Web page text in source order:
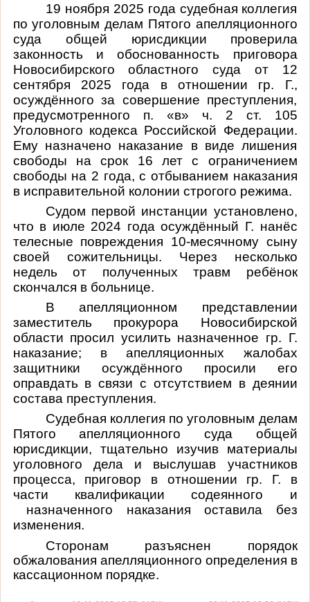
19 ноября 2025 года судебная коллегия
по уголовным делам Пятого апелляционного
суда общей юрисдикции
проверила
законность и обоснованность приговора
Новосибирского областного суда от 12
сентября 2025 года в отношении гр. Г.,
осуждённого за совершение преступления,
предусмотренного п. «в» ч. 2 ст. 105
Уголовного кодекса Российской Федерации.
Ему назначено наказание в виде лишения
свободы на срок 16 лет с ограничением
свободы на 2 года, с отбыванием наказания
в исправительной колонии строгого режима.
Судом первой инстанции установлено,
что в июле 2024 года осуждённый Г. нанёс
телесные повреждения 10-месячному сыну
своей сожительницы. Через несколько
недель от полученных травм ребёнок
скончался в больнице.
В апелляционном представлении
заместитель прокурора Новосибирской
области просил усилить назначенное гр. Г.
наказание; в апелляционных жалобах
защитники осуждённого просили его
оправдать в связи с отсутствием в деянии
состава преступления.
Судебная коллегия по уголовным делам
Пятого апелляционного суда общей
юрисдикции, тщательно изучив материалы
уголовного дела и выслушав участников
процесса, приговор в отношении гр. Г. в
части квалификации содеянного и
назначенного наказания оставила без
изменения.
Сторонам разъяснен порядок
обжалования апелляционного определения в
кассационном порядке.